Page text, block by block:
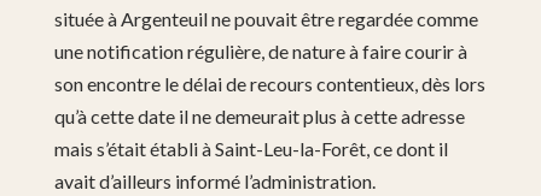
située à Argenteuil ne pouvait être regardée comme
une notification régulière, de nature à faire courir à
son encontre le délai de recours contentieux, dès lors
qu’à cette date il ne demeurait plus à cette adresse
mais s’était établi à Saint-Leu-la-Forêt, ce dont il
avait d’ailleurs informé l’administration.